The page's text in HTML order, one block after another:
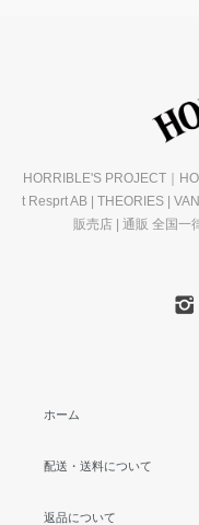
HORRIBLE'S PROJECT｜
t Resprt AB | THEORIES |
販売店 | 通販 全国一
ホーム
配送・送料について
返品について